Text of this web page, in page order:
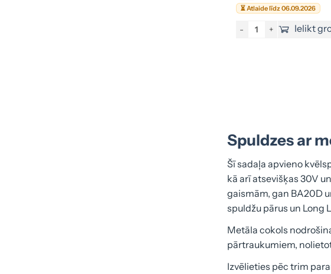
⏳ Atlaide līdz 06.09.2026
- + Ielikt
Spuldzes ar
Šī sadaļa apvieno
kā arī atsevišķas 30V
gaismām, gan BA20D
spuldžu pārus un Long
Metāla cokols
pārtraukumiem,
Izvēlieties pēc trim